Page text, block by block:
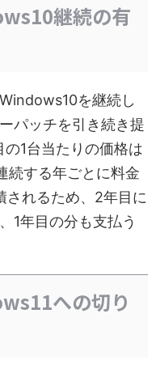
継続の有
を継続し
パッチを引き続き提
1台当たりの価格は
続する年ごとに料金
されるため、2年目に
1年目の分も支払う
への切り